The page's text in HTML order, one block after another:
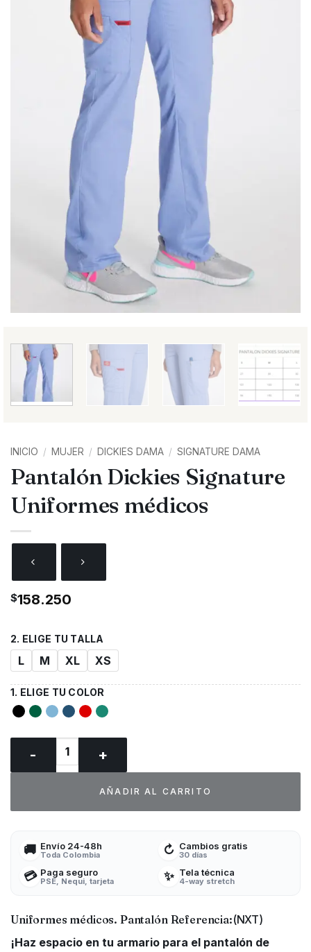
INICIO / MUJER / DICKIES DAMA / SIGNATURE DAMA
Pantalón Dickies Signature
Uniformes médicos
$158.250
L M XL XS
Pantalón Dickies Signature Uniformes médicos cantidad
AÑADIR AL CARRITO
🚚 Envío 24-48h
Toda Colombia ↻ Cambios gratis
30 días
💳 Paga seguro
PSE, Nequi, tarjeta ✨ Tela técnica
4-way stretch
Uniformes médicos. Pantalón Referencia:(NXT)
¡Haz espacio en tu armario para el pantalón de